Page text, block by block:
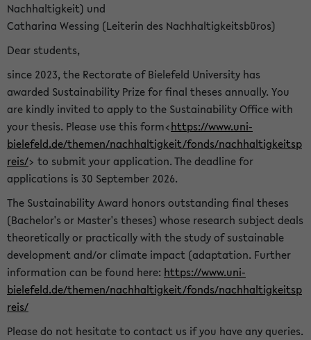
Nachhaltigkeit) und
Catharina Wessing (Leiterin des Nachhaltigkeitsbüros)
Dear students,
since 2023, the Rectorate of Bielefeld University has
awarded Sustainability Prize for final theses annually. You
are kindly invited to apply to the Sustainability Office with
your thesis. Please use this form<https://www.uni-
bielefeld.de/themen/nachhaltigkeit/fonds/nachhaltigkeitsp
reis/> to submit your application. The deadline for
applications is 30 September 2026.
The Sustainability Award honors outstanding final theses
(Bachelor's or Master's theses) whose research subject deals
theoretically or practically with the study of sustainable
development and/or climate impact (adaptation. Further
information can be found here: https://www.uni-
bielefeld.de/themen/nachhaltigkeit/fonds/nachhaltigkeitsp
reis/
Please do not hesitate to contact us if you have any queries.